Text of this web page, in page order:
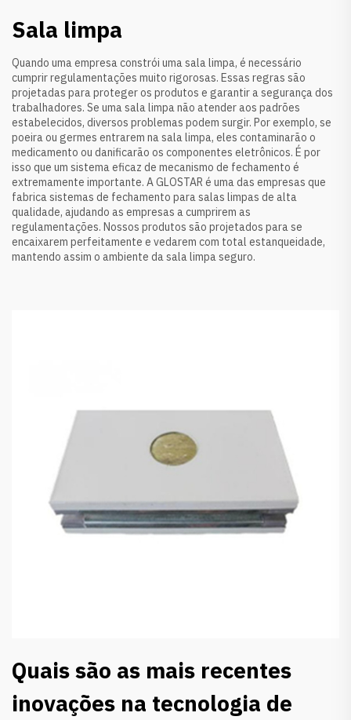
Sala limpa
Quando uma empresa constrói uma sala limpa, é necessário
cumprir regulamentações muito rigorosas. Essas regras são
projetadas para proteger os produtos e garantir a segurança dos
trabalhadores. Se uma sala limpa não atender aos padrões
estabelecidos, diversos problemas podem surgir. Por exemplo, se
poeira ou germes entrarem na sala limpa, eles contaminarão o
medicamento ou danificarão os componentes eletrônicos. É por
isso que um sistema eficaz de mecanismo de fechamento é
extremamente importante. A GLOSTAR é uma das empresas que
fabrica sistemas de fechamento para salas limpas de alta
qualidade, ajudando as empresas a cumprirem as
regulamentações. Nossos produtos são projetados para se
encaixarem perfeitamente e vedarem com total estanqueidade,
mantendo assim o ambiente da sala limpa seguro.
Quais são as mais recentes
inovações na tecnologia de